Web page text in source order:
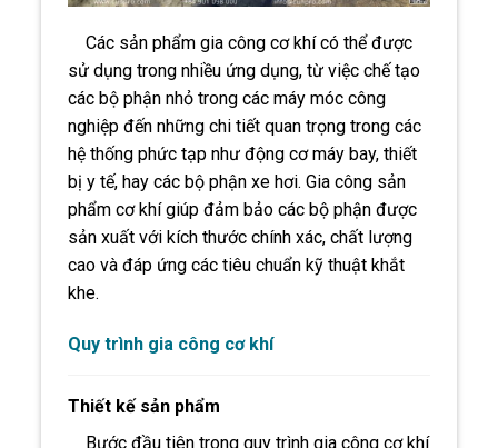
Các sản phẩm gia công cơ khí có thể được
sử dụng trong nhiều ứng dụng, từ việc chế tạo
các bộ phận nhỏ trong các máy móc công
nghiệp đến những chi tiết quan trọng trong các
hệ thống phức tạp như động cơ máy bay, thiết
bị y tế, hay các bộ phận xe hơi. Gia công sản
phẩm cơ khí giúp đảm bảo các bộ phận được
sản xuất với kích thước chính xác, chất lượng
cao và đáp ứng các tiêu chuẩn kỹ thuật khắt
khe.
Quy trình gia công cơ khí
Thiết kế sản phẩm
Bước đầu tiên trong quy trình gia công cơ khí